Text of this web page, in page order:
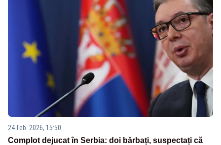
24 feb. 2026, 15:50
Complot dejucat în Serbia: doi bărbați, suspectați că